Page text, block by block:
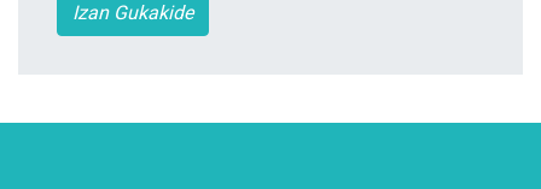
Izan Gukakide